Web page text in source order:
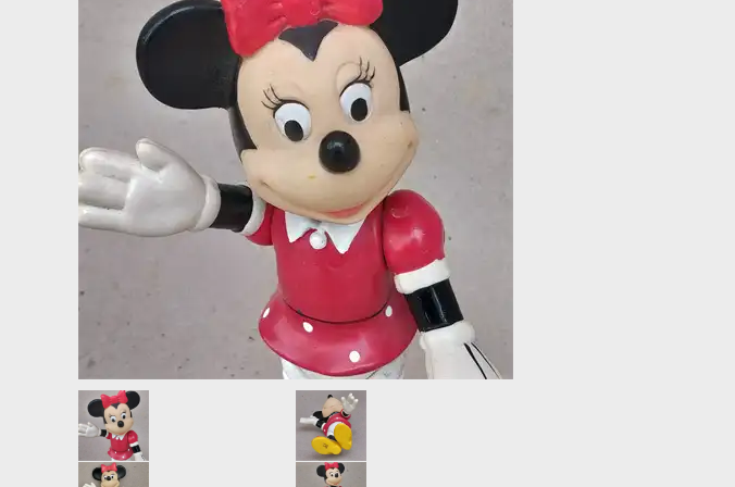
LITOGRAFIER, TRYK, PLAKATER + DIVERSE
LYSESTAGER
MALERIER - AKVARELLER
MØBLER
OPBEVARING - BAKKER
PUDER
SKULPTURER + FIGURER
SLUMRETÆPPER
ÆGGEBÆGER
LYSHOLDERE TIL JULETRÆET.
POSTKORT RETRO JUL, NYTÅR.
SPEJL, REFLEKTOR JULEKUGLER.
VAT, PAP, CHOKOLADE, STOF, METAL + ANDET JULEPYNT.